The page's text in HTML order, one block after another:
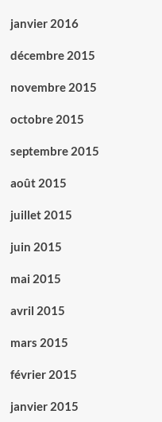
janvier 2016
décembre 2015
novembre 2015
octobre 2015
septembre 2015
août 2015
juillet 2015
juin 2015
mai 2015
avril 2015
mars 2015
février 2015
janvier 2015